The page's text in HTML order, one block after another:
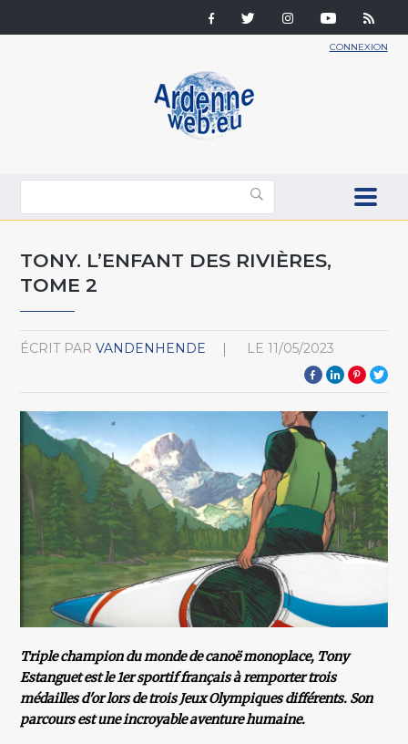
CONNEXION
TONY. L’ENFANT DES RIVIÈRES,
TOME 2
ÉCRIT PAR VANDENHENDE LE 11/05/2023
Triple champion du monde de canoë monoplace, Tony
Estanguet est le 1er sportif français à remporter trois
médailles d'or lors de trois Jeux Olympiques différents. Son
parcours est une incroyable aventure humaine.